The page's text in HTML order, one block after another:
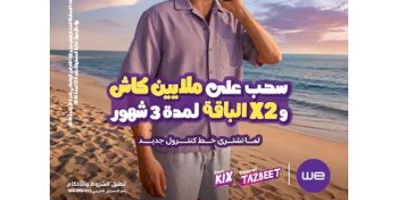
من 330 شركة، إلى جانب انضمامه إلى شبكة مؤتمرات المجلس
الدولي لجودة البرمجيات العالمية، بما يعكس تزايد أهميته كمنصة
إقليمية رائدة لتبادل الخبرات واستعراض أحدث الاتجاهات في
مجالات اختبار البرمجيات وجودتها، فضلًا عن اتساع مجتمع البرمجيات
المصري وتطور منظومته بصورة ملحوظة.
وأشار إلى أن تنوع المسارات والجلسات خلال المؤتمر يضمن تغطية
مختلف الجوانب التقنية والمهنية المتعلقة باختبار البرمجيات وجودة
البرمجيات، بما يثري خبرات المشاركين ويعزز تبادل المعرفة بين